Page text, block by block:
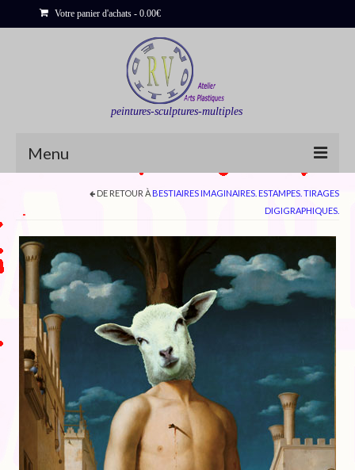
Votre panier d'achats - 0.00€
peintures-sculptures-multiples
Menu
Bois flottés
Peinture : Cartes et Itinéraires
Déclinaisons
Blog
Bibliographie
Edition de Cartes postales.
Au temps du Covid
DE RETOUR À BESTIAIRES IMAGINAIRES. ESTAMPES. TIRAGES
DIGIGRAPHIQUES.